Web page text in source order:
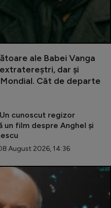
ale Babei Vanga
dar și
Cât de departe
Un cunoscut regizor
un film despre Anghel și
August 2026, 14:36